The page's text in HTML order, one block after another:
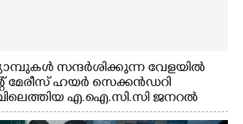
സന്ദർശിക്കുന്ന വേളയിൽ
മേരീസ് ഹയർ സെക്കൻഡറി
എ.ഐ.സി.സി ജനറൽ
വേണുഗോപാൽ എം.പി കുരുന്നിനെ